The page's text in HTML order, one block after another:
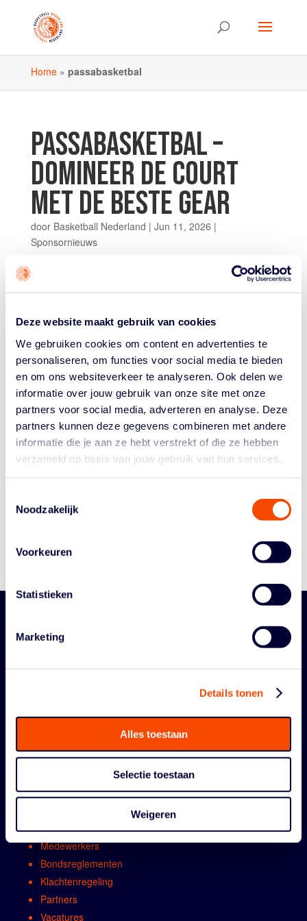
Deze website maakt gebruik van cookies
We gebruiken cookies om content en advertenties te
personaliseren, om functies voor social media te bieden
en om ons websiteverkeer te analyseren. Ook delen we
informatie over jouw gebruik van onze site met onze
partners voor social media, adverteren en analyse. Deze
partners kunnen deze gegevens combineren met andere
informatie die je aan ze hebt verstrekt of die ze hebben
verzameld op basis van jouw gebruik van hun services.
Noodzakelijk
Voorkeuren
Statistieken
Marketing
Details tonen
Alles toestaan
Selectie toestaan
Weigeren
Home» passabasketbal
PASSABASKETBAL –
DOMINEER DE COURT
MET DE BESTE GEAR
door Basketball Nederland | Jun 11, 2026 |
Sponsornieuws
Of je nu werkt aan je crossover, je vertical jump wilt
hebt om het maximale uit jezelf te halen. Van
Historie
Algemene Vergadering
Algemene vergadring
Comissies en werkgroepen
Medewerkers
Bondsreglementen
Klachtenregeling
Partners
Vacatures